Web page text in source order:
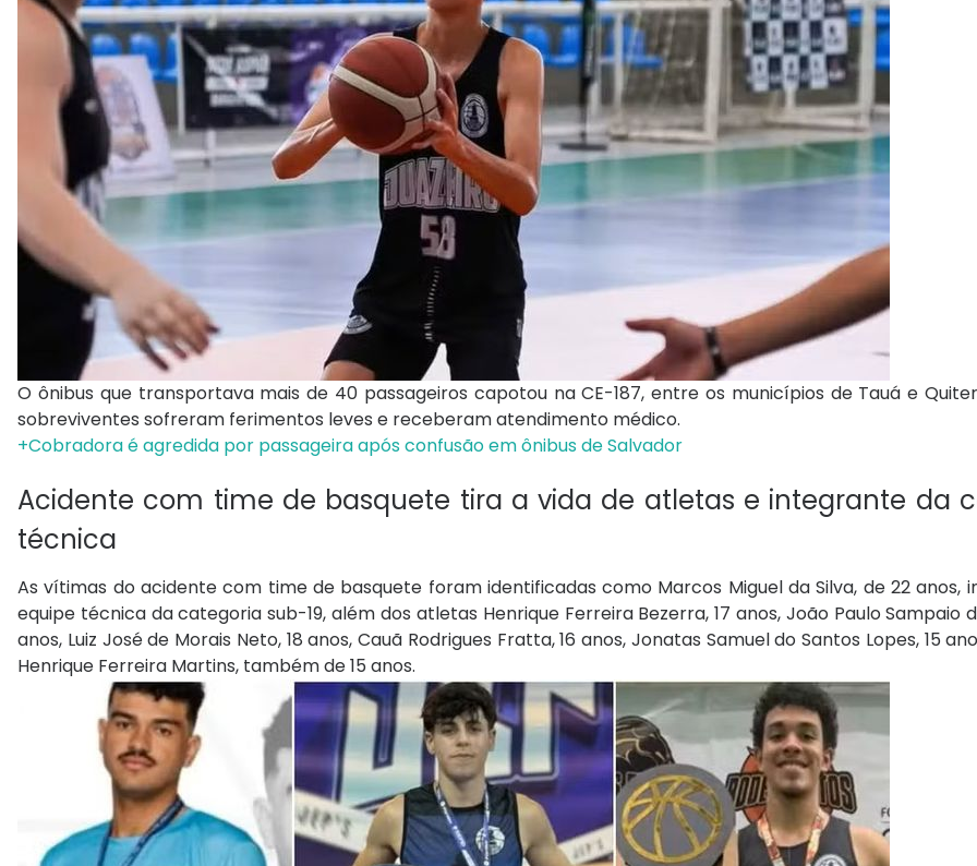
O ônibus que transportava mais de 40 passageiros capotou na CE-187, entre os municípios de Tauá e
sobreviventes sofreram ferimentos leves e receberam atendimento médico.
+Cobradora é agredida por passageira após confusão em ônibus de Salvador
Acidente com time de basquete tira a vida de atletas e integrante da
técnica
As vítimas do acidente com time de basquete foram identificadas como Marcos Miguel da Silva, de 22 anos,
equipe técnica da categoria sub-19, além dos atletas Henrique Ferreira Bezerra, 17 anos, João Paulo Sampaio
anos, Luiz José de Morais Neto, 18 anos, Cauã Rodrigues Fratta, 16 anos, Jonatas Samuel do Santos Lopes, 15
Henrique Ferreira Martins, também de 15 anos.